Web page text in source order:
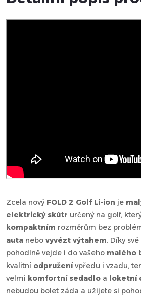
Zcela nový FOLD 2 Golf Li-ion je
elektrický skútr určený na golf,
kompaktním rozměrům bez
auta nebo vyvézt výtahem. Díky
pohodlně vejde i do vašeho malého
kvalitní odpruženívpředu i vzadu,
velmi komfortní sedadlo a loketní
nebudou bolet záda a užijete si